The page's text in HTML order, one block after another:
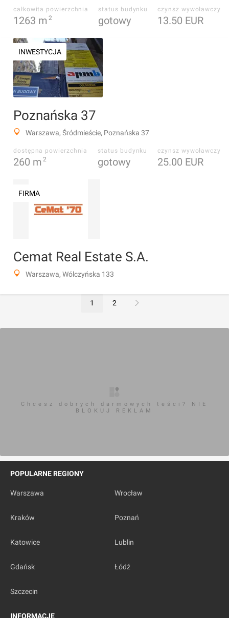
całkowita powierzchnia
1263 m 2
status budynku
gotowy
czynsz wywoławczy
13.50 EUR
INWESTYCJA
Poznańska 37
Warszawa, Śródmieście, Poznańska 37
dostępna powierzchnia
260 m 2
status budynku
gotowy
czynsz wywoławczy
25.00 EUR
FIRMA
Cemat Real Estate S.A.
Warszawa, Wólczyńska 133
1 2
Chcesz dobrych darmowych teści? NIE
BLOKUJ REKLAM
POPULARNE REGIONY
Warszawa Wrocław
Kraków Poznań
Katowice Lublin
Gdańsk Łódź
Szczecin
INFORMACJE